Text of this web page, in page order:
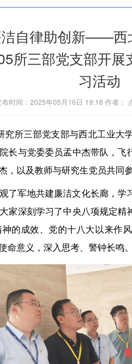
自律助创新——西
所三部党支部开
习活动
布时间：2025年05月16日 19:18 作者：
究所三部党支部与西北工业大
长与党委委员孟中杰带队，
，以及教师与研究生党员共同
了军地共建廉洁文化长廊，学
家深刻学习了中央八项规定
的成效、党的十八大以来作
命意义，深入思考、警钟长鸣。